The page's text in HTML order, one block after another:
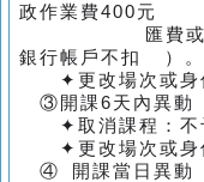
政作業費400元
匯費或跨行
銀行帳戶不扣 ）。
✦更改場次或身份
③開課6天內異動
✦取消課程：不
✦更改場次或身份
④ 開課當日異動